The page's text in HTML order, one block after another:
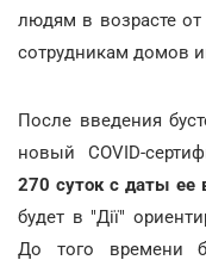
людям в возрасте
сотрудникам домов
После введения
новый COVID-
270 суток с даты ее
будет в "Дії"
До того времени